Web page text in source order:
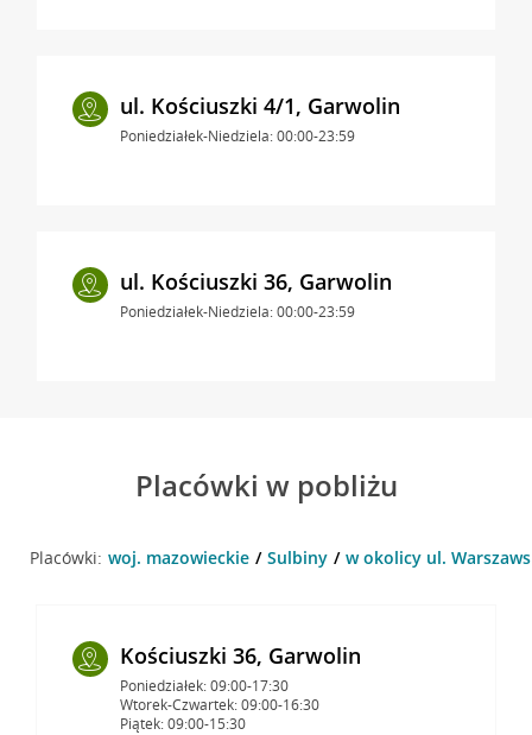
ul. Kościuszki 4/1, Garwolin
Poniedziałek-Niedziela: 00:00-23:59
ul. Kościuszki 36, Garwolin
Poniedziałek-Niedziela: 00:00-23:59
Placówki w pobliżu
Placówki: woj. mazowieckie Sulbiny w okolicy ul.
Kościuszki 36, Garwolin
Poniedziałek: 09:00-17:30
Wtorek-Czwartek: 09:00-16:30
Piątek: 09:00-15:30